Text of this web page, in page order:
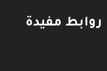
روابط مفيدة